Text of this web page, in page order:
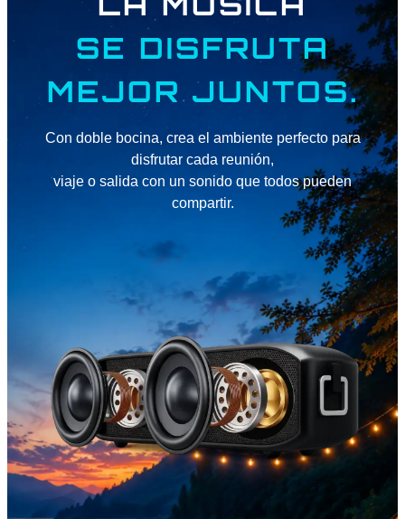
SE DISFRUTA
MEJOR JUNTOS.
Con doble bocina, crea el ambiente perfecto para
disfrutar cada reunión,
viaje o salida con un sonido que todos pueden
compartir.